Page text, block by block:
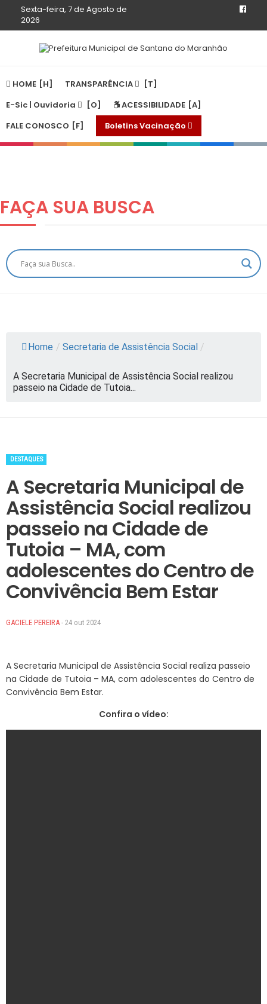
Sexta-feira, 7 de Agosto de
2026
HOME
TRANSPARÊNCIA
E-Sic | Ouvidoria
ACESSIBILIDADE
FALE CONOSCO
Boletins Vacinação
FAÇA SUA BUSCA
Home / Secretaria de Assistência Social /
A Secretaria Municipal de Assistência Social realizou
passeio na Cidade de Tutoia...
DESTAQUES
A Secretaria Municipal de
Assistência Social realizou
passeio na Cidade de
Tutoia – MA, com
adolescentes do Centro de
Convivência Bem Estar
GACIELE PEREIRA - 24 out 2024
A Secretaria Municipal de Assistência Social realiza passeio
na Cidade de Tutoia – MA, com adolescentes do Centro de
Convivência Bem Estar.
Confira o vídeo: